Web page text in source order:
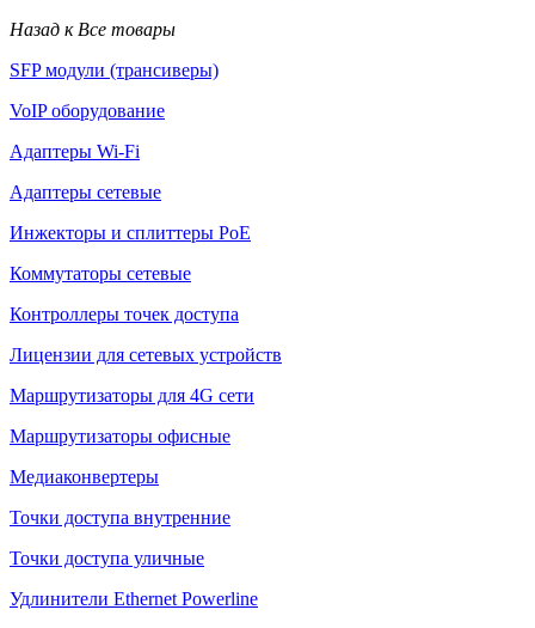
Назад к Все товары
SFP модули (трансиверы)
VoIP оборудование
Адаптеры Wi-Fi
Адаптеры сетевые
Инжекторы и сплиттеры РоЕ
Коммутаторы сетевые
Контроллеры точек доступа
Лицензии для сетевых устройств
Маршрутизаторы для 4G сети
Маршрутизаторы офисные
Медиаконвертеры
Точки доступа внутренние
Точки доступа уличные
Удлинители Ethernet Powerline